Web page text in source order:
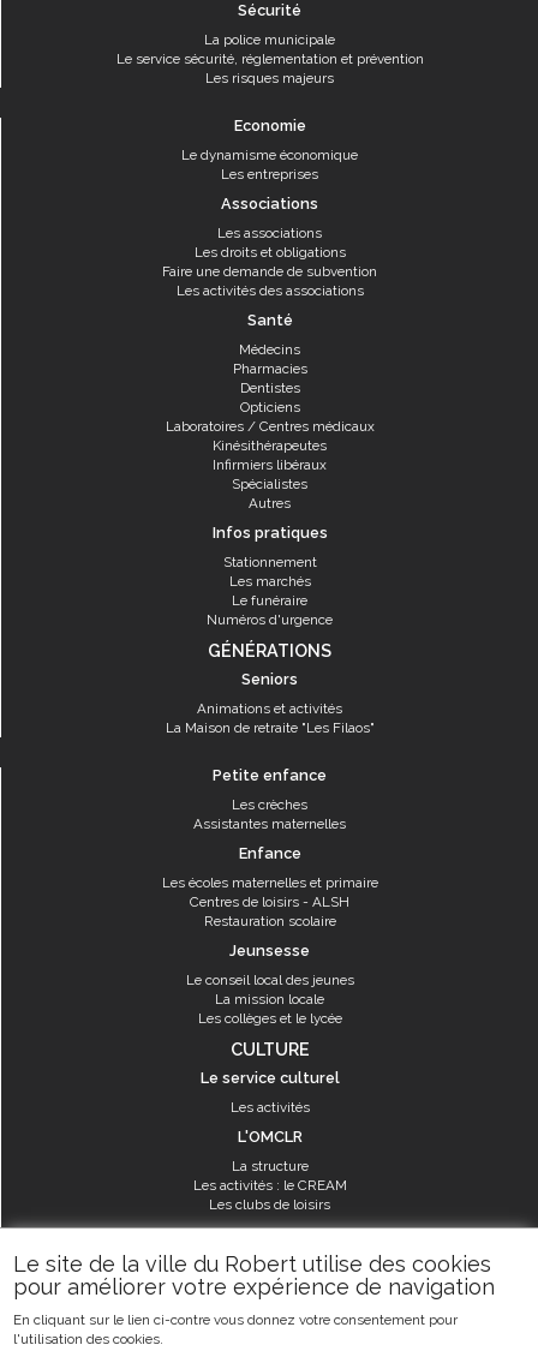
Le site de la ville du Robert utilise des cookies
pour améliorer votre expérience de navigation
En cliquant sur le lien ci-contre vous donnez votre consentement pour
l'utilisation des cookies.
Sécurité
La police municipale
Le service sécurité, réglementation et prévention
Les risques majeurs
Economie
Le dynamisme économique
Les entreprises
Associations
Les associations
Les droits et obligations
Faire une demande de subvention
Les activités des associations
Santé
Médecins
Pharmacies
Dentistes
Opticiens
Laboratoires / Centres médicaux
Kinésithérapeutes
Infirmiers libéraux
Spécialistes
Autres
Infos pratiques
Stationnement
Les marchés
Le funéraire
Numéros d'urgence
GÉNÉRATIONS
Seniors
Animations et activités
La Maison de retraite "Les Filaos"
Petite enfance
Les crèches
Assistantes maternelles
Enfance
Les écoles maternelles et primaire
Centres de loisirs - ALSH
Restauration scolaire
Jeunsesse
Le conseil local des jeunes
La mission locale
Les collèges et le lycée
CULTURE
Le service culturel
Les activités
L'OMCLR
La structure
Les activités : le CREAM
Les clubs de loisirs
SPORT
Les équipements sportifs
Les aménagements municipaux
Les activités